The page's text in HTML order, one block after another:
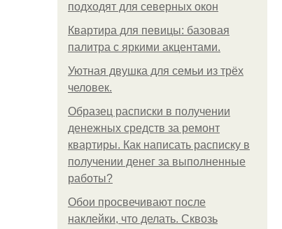
подходят для северных окон
Квартира для певицы: базовая
палитра с яркими акцентами.
Уютная двушка для семьи из трёх
человек.
Образец расписки в получении
денежных средств за ремонт
квартиры. Как написать расписку в
получении денег за выполненные
работы?
Обои просвечивают после
наклейки, что делать. Сквозь